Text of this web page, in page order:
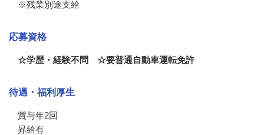
※残業別途支給
応募資格
☆学歴・経験不問 ☆要普通自動車運転免許
待遇・福利厚生
賞与年2回
昇給有